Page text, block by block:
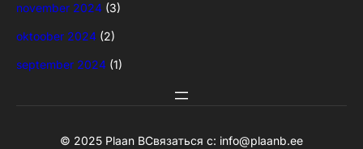
november 2024 (3)
oktoober 2024 (2)
september 2024 (1)
© 2025 Plaan BСвязаться с: info@plaanb.ee